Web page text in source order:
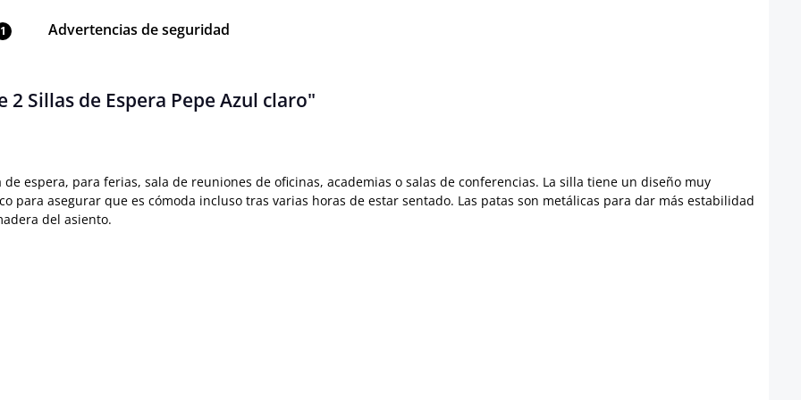
1 Advertencias de seguridad
Sillas de Espera Pepe Azul claro"
espera, para ferias, sala de reuniones de oficinas, academias o salas de conferencias. La silla tiene un diseño muy
para asegurar que es cómoda incluso tras varias horas de estar sentado. Las patas son metálicas para dar más estabilidad
del asiento.